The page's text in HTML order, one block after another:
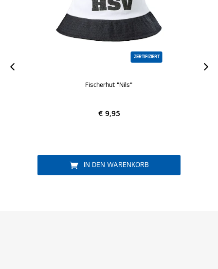
ZERTIFIZIERT
Fischerhut "Nils"
€ 9,95
IN DEN WARENKORB